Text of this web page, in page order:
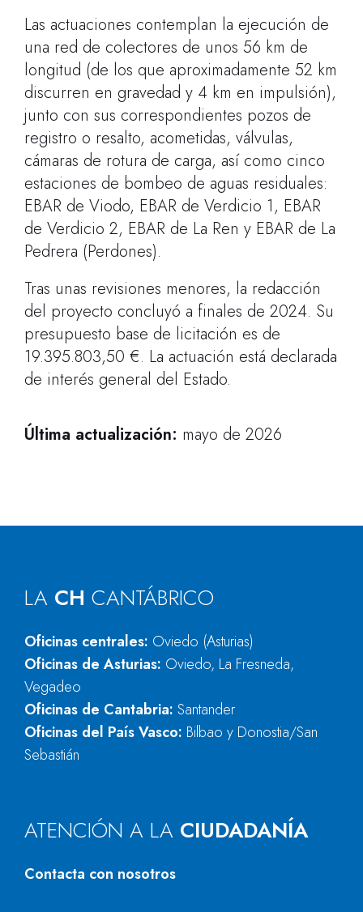
Las actuaciones contemplan la ejecución de
una red de colectores de unos 56 km de
longitud (de los que aproximadamente 52 km
discurren en gravedad y 4 km en impulsión),
junto con sus correspondientes pozos de
registro o resalto, acometidas, válvulas,
cámaras de rotura de carga, así como cinco
estaciones de bombeo de aguas residuales:
EBAR de Viodo, EBAR de Verdicio 1, EBAR
de Verdicio 2, EBAR de La Ren y EBAR de La
Pedrera (Perdones).
Tras unas revisiones menores, la redacción
del proyecto concluyó a finales de 2024. Su
presupuesto base de licitación es de
19.395.803,50 €. La actuación está declarada
de interés general del Estado.
Última actualización: mayo de 2026
LA CH CANTÁBRICO
Oficinas centrales: Oviedo (Asturias)
Oficinas de Asturias: Oviedo, La Fresneda,
Vegadeo
Oficinas de Cantabria: Santander
Oficinas del País Vasco: Bilbao y Donostia/San
Sebastián
ATENCIÓN A LA CIUDADANÍA
Contacta con nosotros